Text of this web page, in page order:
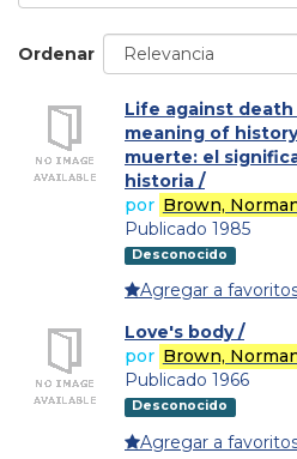
Ordenar
Life against
meaning of
muerte: el
historia /
por Brown,
Publicado 1985
Desconocido
Agregar a
Love's body /
por Brown,
Publicado 1966
Desconocido
Agregar a